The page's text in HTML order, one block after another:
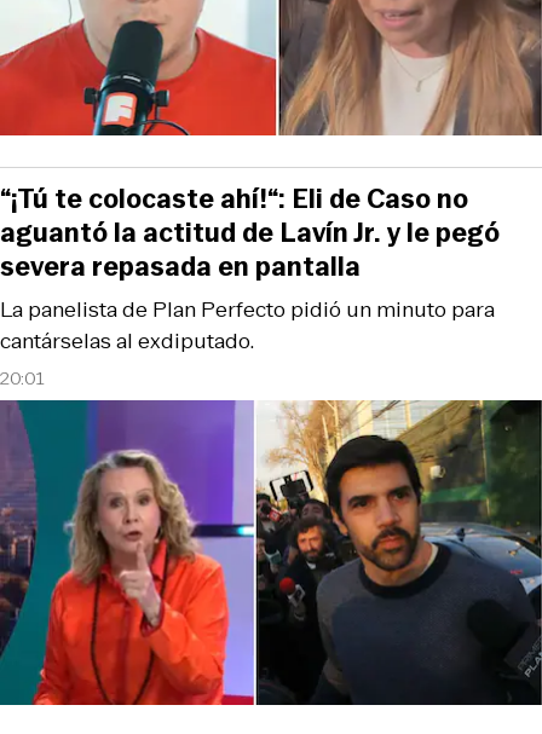
20:01
La panelista de Plan Perfecto pidió un minuto para
cantárselas al exdiputado.
“¡Tú te colocaste ahí!“: Eli de Caso no
aguantó la actitud de Lavín Jr. y le pegó
severa repasada en pantalla